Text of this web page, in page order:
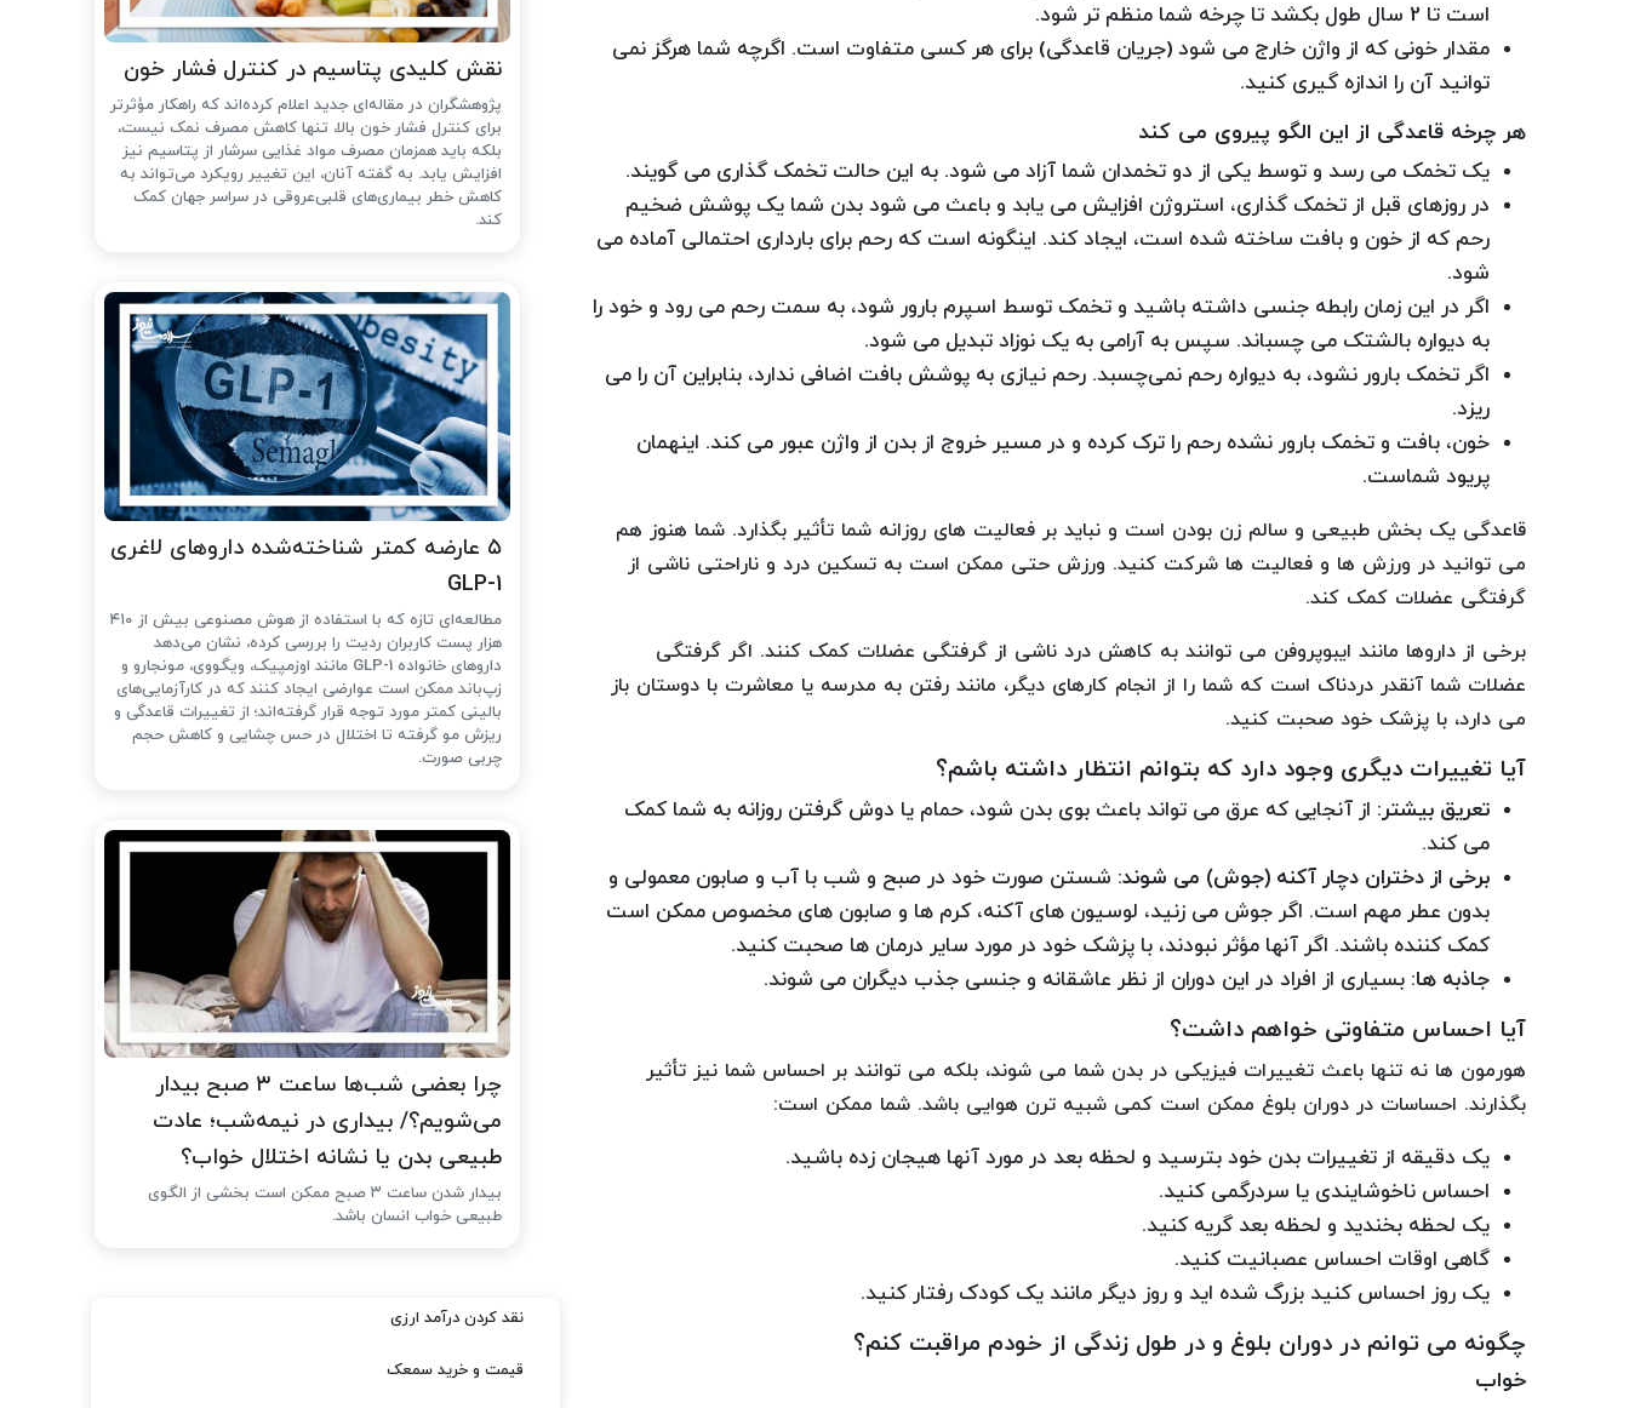
است تا 2 سال طول بکشد تا چرخه شما منظم تر شود.
مقدار خونی که از واژن خارج می شود (جریان قاعدگی) برای هر کسی متفاوت است. اگرچه شما هرگز نمی
توانید آن را اندازه گیری کنید.
هر چرخه قاعدگی از این الگو پیروی می کند
یک تخمک می رسد و توسط یکی از دو تخمدان شما آزاد می شود. به این حالت تخمک گذاری می گویند.
در روزهای قبل از تخمک گذاری، استروژن افزایش می یابد و باعث می شود بدن شما یک پوشش ضخیم
رحم که از خون و بافت ساخته شده است، ایجاد کند. اینگونه است که رحم برای بارداری احتمالی آماده می
شود.
اگر در این زمان رابطه جنسی داشته باشید و تخمک توسط اسپرم بارور شود، به سمت رحم می رود و خود را
به دیواره بالشتک می چسباند. سپس به آرامی به یک نوزاد تبدیل می شود.
اگر تخمک بارور نشود، به دیواره رحم نمی‌چسبد. رحم نیازی به پوشش بافت اضافی ندارد، بنابراین آن را می
ریزد.
خون، بافت و تخمک بارور نشده رحم را ترک کرده و در مسیر خروج از بدن از واژن عبور می کند. اینهمان
پریود شماست.
قاعدگی یک بخش طبیعی و سالم زن بودن است و نباید بر فعالیت های روزانه شما تأثیر بگذارد. شما هنوز هم
می توانید در ورزش ها و فعالیت ها شرکت کنید. ورزش حتی ممکن است به تسکین درد و ناراحتی ناشی از
گرفتگی عضلات کمک کند.
برخی از داروها مانند ایبوپروفن می توانند به کاهش درد ناشی از گرفتگی عضلات کمک کنند. اگر گرفتگی
عضلات شما آنقدر دردناک است که شما را از انجام کارهای دیگر، مانند رفتن به مدرسه یا معاشرت با دوستان باز
می دارد، با پزشک خود صحبت کنید.
آیا تغییرات دیگری وجود دارد که بتوانم انتظار داشته باشم؟
تعریق بیشتر: از آنجایی که عرق می تواند باعث بوی بدن شود، حمام یا دوش گرفتن روزانه به شما کمک
می کند.
برخی از دختران دچار آکنه (جوش) می شوند: شستن صورت خود در صبح و شب با آب و صابون معمولی و
بدون عطر مهم است. اگر جوش می زنید، لوسیون های آکنه، کرم ها و صابون های مخصوص ممکن است
کمک کننده باشند. اگر آنها مؤثر نبودند، با پزشک خود در مورد سایر درمان ها صحبت کنید.
جاذبه ها: بسیاری از افراد در این دوران از نظر عاشقانه و جنسی جذب دیگران می شوند.
آیا احساس متفاوتی خواهم داشت؟
هورمون ها نه تنها باعث تغییرات فیزیکی در بدن شما می شوند، بلکه می توانند بر احساس شما نیز تأثیر
بگذارند. احساسات در دوران بلوغ ممکن است کمی شبیه ترن هوایی باشد. شما ممکن است:
یک دقیقه از تغییرات بدن خود بترسید و لحظه بعد در مورد آنها هیجان زده باشید.
احساس ناخوشایندی یا سردرگمی کنید.
یک لحظه بخندید و لحظه بعد گریه کنید.
گاهی اوقات احساس عصبانیت کنید.
یک روز احساس کنید بزرگ شده اید و روز دیگر مانند یک کودک رفتار کنید.
چگونه می توانم در دوران بلوغ و در طول زندگی از خودم مراقبت کنم؟
خواب
نقش کلیدی پتاسیم در کنترل فشار خون
پژوهشگران در مقاله‌ای جدید اعلام کرده‌اند که راهکار مؤثرتر
برای کنترل فشار خون بالا، تنها کاهش مصرف نمک نیست،
بلکه باید همزمان مصرف مواد غذایی سرشار از پتاسیم نیز
افزایش یابد. به گفته آنان، این تغییر رویکرد می‌تواند به
کاهش خطر بیماری‌های قلبی‌عروقی در سراسر جهان کمک
کند.
۵ عارضه کمتر شناخته‌شده داروهای لاغری
GLP-1
مطالعه‌ای تازه که با استفاده از هوش مصنوعی بیش از ۴۱۰
هزار پست کاربران ردیت را بررسی کرده، نشان می‌دهد
داروهای خانواده GLP-1 مانند اوزمپیک، ویگووی، مونجارو و
زپ‌باند ممکن است عوارضی ایجاد کنند که در کارآزمایی‌های
بالینی کمتر مورد توجه قرار گرفته‌اند؛ از تغییرات قاعدگی و
ریزش مو گرفته تا اختلال در حس چشایی و کاهش حجم
چربی صورت.
چرا بعضی شب‌ها ساعت ۳ صبح بیدار
می‌شویم؟/ بیداری در نیمه‌شب؛ عادت
طبیعی بدن یا نشانه اختلال خواب؟
بیدار شدن ساعت ۳ صبح ممکن است بخشی از الگوی
طبیعی خواب انسان باشد.
نقد کردن درآمد ارزی
قیمت و خرید سمعک